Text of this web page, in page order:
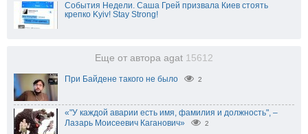
События Недели. Саша Грей призвала Киев стоять
крепко Kyiv! Stay Strong!
Еще от автора agat 15612
При Байдене такого не было 2
«"У каждой аварии есть имя, фамилия и должность", –
Лазарь Моисеевич Каганович»
2